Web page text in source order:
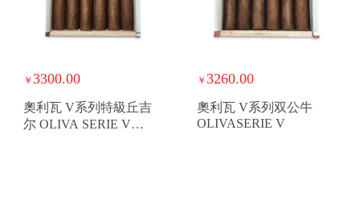
￥ 3300.00
奧利瓦 V系列特級丘吉
尔 OLIVA SERIE V
￥ 3260.00
奧利瓦 V系列双公牛
OLIVASERIE V